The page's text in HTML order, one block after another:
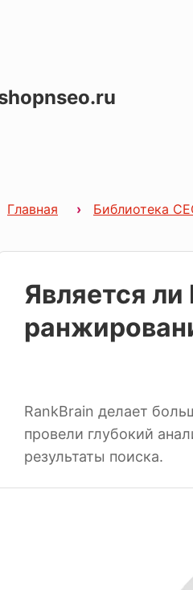
Главная Библиотека
Является
RankBrain делает
провели глубокий
результаты поиска.